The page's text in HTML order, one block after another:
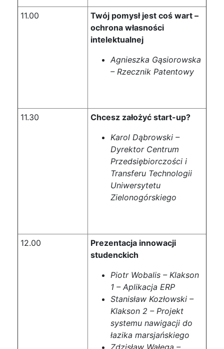
11.00
Twój pomysł jest coś wart –
ochrona własności
intelektualnej
Agnieszka Gąsiorowska
– Rzecznik Patentowy
11.30
Chcesz założyć start-up?
Karol Dąbrowski –
Dyrektor Centrum
Przedsiębiorczości i
Transferu Technologii
Uniwersytetu
Zielonogórskiego
12.00
Prezentacja innowacji
studenckich
Piotr Wobalis – Klakson
1 – Aplikacja ERP
Stanisław Kozłowski –
Klakson 2 – Projekt
systemu nawigacji do
łazika marsjańskiego